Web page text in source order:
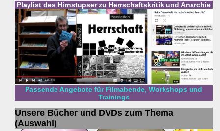
Playlist des Hirnstupser zu Herrschaftskritik und Anarchie
Passende Angebote für Filmabende, Workshops und
Trainings
Unsere Bücher und DVDs zum Thema
(Auswahl)